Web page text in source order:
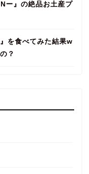
ー』の絶品お土産プ
を食べてみた結果w
？